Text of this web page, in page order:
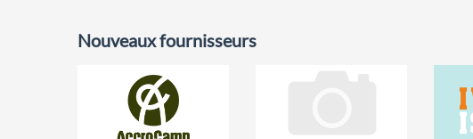
Nouveaux fournisseurs